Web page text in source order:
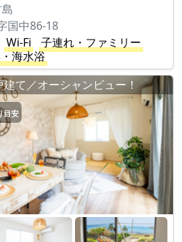
国中86-18
Wi-Fi
子連れ・ファミリー
海水浴
て／オーシャンビュー！
目安